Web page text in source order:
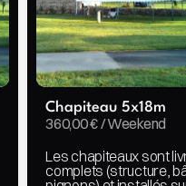
Chapiteau 5x18m
360,00 € / Weekend
Les chapiteaux sont
complets (structure,